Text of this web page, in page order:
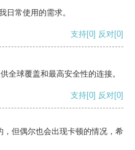
日常使用的需求。
支持[0] 反对[0]
全球覆盖和最高安全性的连接。
支持[0] 反对[0]
但偶尔也会出现卡顿的情况，希